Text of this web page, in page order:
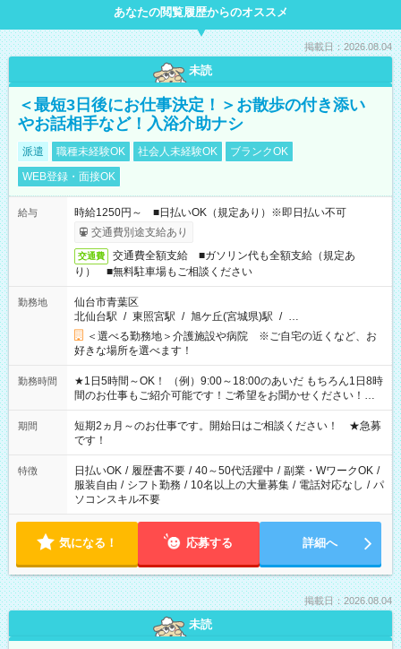
あなたの閲覧履歴からのオススメ
掲載日：2026.08.04
未読
＜最短3日後にお仕事決定！＞お散歩の付き添い
やお話相手など！入浴介助ナシ
派遣 職種未経験OK 社会人未経験OK
ブランクOK
WEB登録・面接OK
給与
時給1250円～ ■日払いOK（規定あり）※即日払い不可
交通費別途支給あり
交通費
交通費全額支給 ■ガソリン代も全額支給（規定あ
り） ■無料駐車場もご相談ください
勤務地
仙台市青葉区
北仙台駅 / 東照宮駅 / 旭ケ丘(宮城県)駅 / …
＜選べる勤務地＞介護施設や病院 ※ご自宅の近くなど、お
好きな場所を選べます！
勤務時間
★1日5時間～OK！ （例）9:00～18:00のあいだ もちろん1日8時
間のお仕事もご紹介可能です！ご希望をお聞かせください！★
家庭の都合でお休みが必要な場合も遠慮なくご相談ください。
※週最低15時間以上の勤務が必要です
期間
短期2ヵ月～のお仕事です。開始日はご相談ください！ ★急募
です！
特徴 日払いOK / 履歴書不要 / 40～50代活躍中 / 副業・WワークOK /
服装自由 / シフト勤務 / 10名以上の大量募集 / 電話対応なし / パ
ソコンスキル不要
気になる！ 応募する 詳細へ
掲載日：2026.08.04
未読